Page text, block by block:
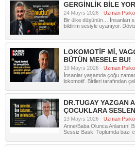
GERGİNLİK BİLE
24 Mayıs 2026 - Uzman
Bir ülke düşünün… İnsanları
bildirim sesiyle uyanıyor. Döviz
LOKOMOTİF Mİ,
BÜTÜN MESELE BU!
19 Mayıs 2026 - Uzman
İnsanlar yaşamda çoğu
lokomotif. Birileri tarafından
DR.TUGAY YAZGAN
ÇOCUKLARA
13 Mayıs 2026 - Uzman
Anne/Baba Olunca Anlarsın!
Sessiz Baskı Toplumda bazı